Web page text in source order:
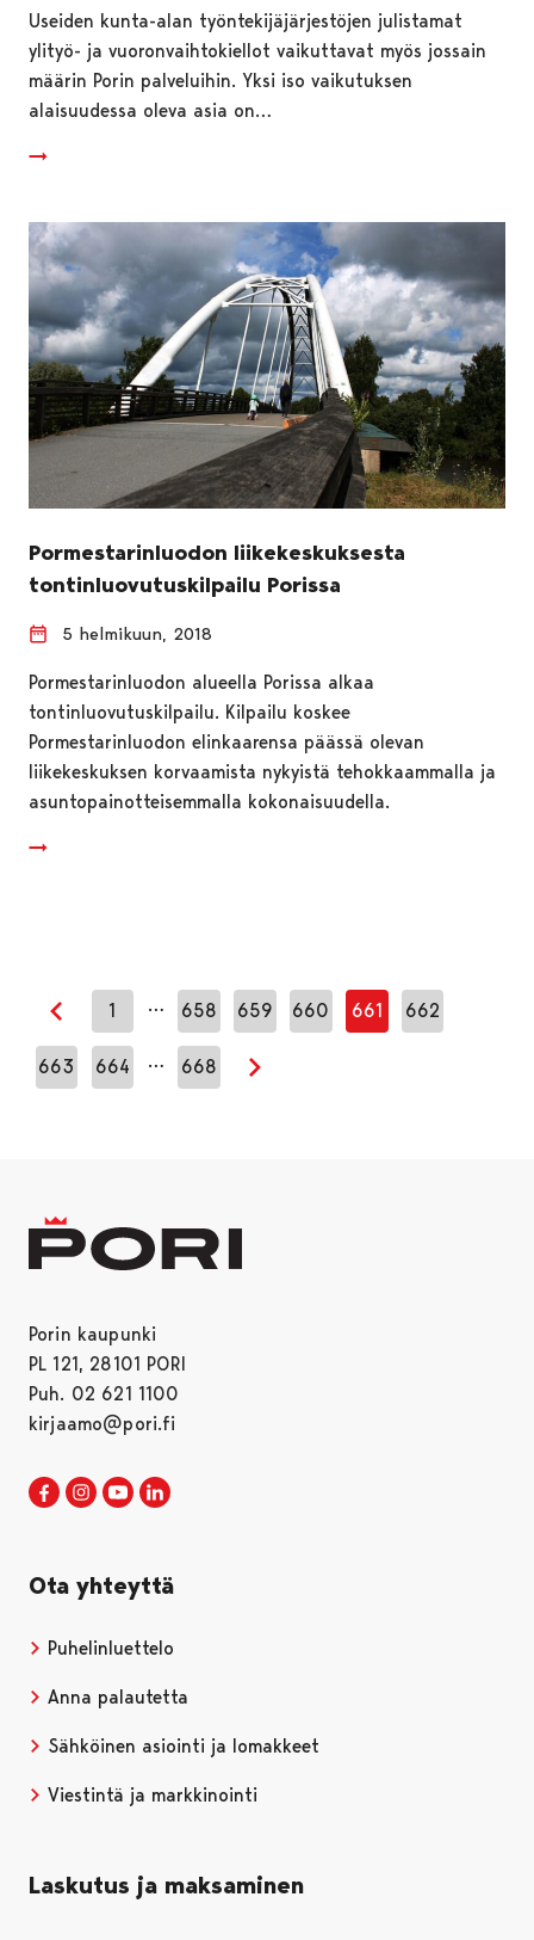
Useiden kunta-alan työntekijäjärjestöjen julistamat
ylityö- ja vuoronvaihtokiellot vaikuttavat myös jossain
määrin Porin palveluihin. Yksi iso vaikutuksen
alaisuudessa oleva asia on…
Pormestarinluodon liikekeskuksesta
tontinluovutuskilpailu Porissa
5 helmikuun, 2018
Pormestarinluodon alueella Porissa alkaa
tontinluovutuskilpailu. Kilpailu koskee
Pormestarinluodon elinkaarensa päässä olevan
liikekeskuksen korvaamista nykyistä tehokkaammalla ja
asuntopainotteisemmalla kokonaisuudella.
Edellinen sivu
1 … 658 659 660 661 662
663 664 … 668
Seuraava sivu
Porin kaupunki
PL 121, 28101 PORI
Puh. 02 621 1100
kirjaamo@pori.fi
Porin kaupunki Facebookissa
Avautuu uudessa välilehdessä
Porin kaupunki Instagramissa
Avautuu uudessa välilehdessä
Porin kaupunki Youtubessa
Avautuu uudessa välilehdessä
Ota yhteyttä
Puhelinluettelo
Anna palautetta
Sähköinen asiointi ja lomakkeet
Viestintä ja markkinointi
Laskutus ja maksaminen